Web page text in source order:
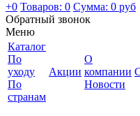
+0 Товаров: 0 Сумма: 0 руб
Обратный звонок
Меню
Каталог
По
уходу
По
странам
Акции
О
компании
Новости